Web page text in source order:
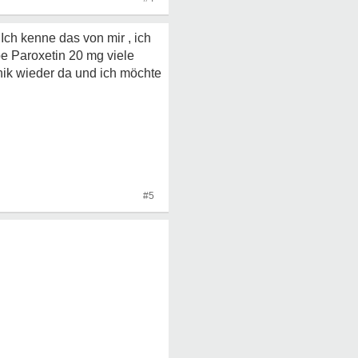
kenne das von mir , ich
Paroxetin 20 mg viele
wieder da und ich möchte
#5